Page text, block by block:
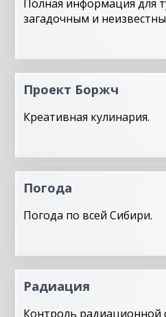
Полная информация для
загадочным и
Проект Боржч
Креативная кулинария.
Погода
Погода по всей Сибири.
Радиация
Контроль радиационной